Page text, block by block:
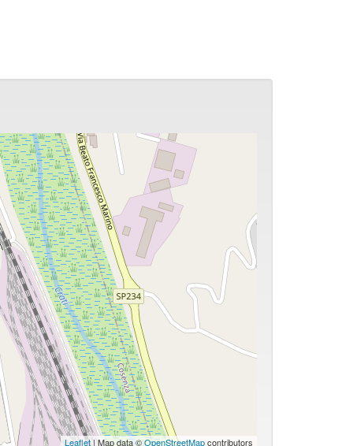
Leaflet| Map data ©OpenStreetMapcontributors